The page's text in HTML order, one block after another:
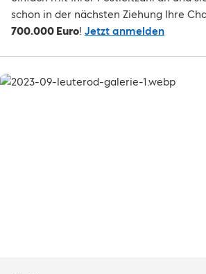
schon in der nächsten Ziehung Ihre
700.000 Euro! Jetzt anmelden